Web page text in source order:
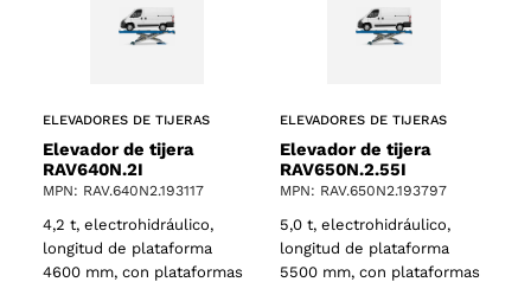
ELEVADORES DE TIJERAS
Elevador de tijera
RAV640N.2I
MPN: RAV.640N2.193117
4,2 t, electrohidráulico,
longitud de plataforma
4600 mm, con plataformas
ELEVADORES DE TIJERAS
Elevador de tijera
RAV650N.2.55I
MPN: RAV.650N2.193797
5,0 t, electrohidráulico,
longitud de plataforma
5500 mm, con plataformas